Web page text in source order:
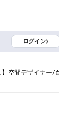
ログイン
】空間デザイナー